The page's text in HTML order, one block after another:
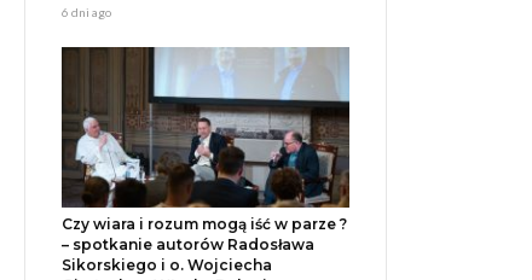
6 dni ago
Czy wiara i rozum mogą iść w parze ?
– spotkanie autorów Radosława
Sikorskiego i o. Wojciecha